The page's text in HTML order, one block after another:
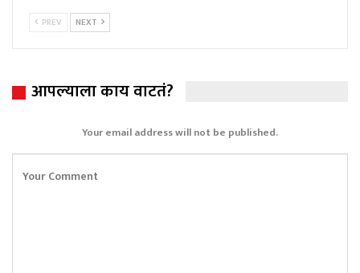
PREV NEXT
आपल्याला काय वाटतं?
Your email address will not be published.